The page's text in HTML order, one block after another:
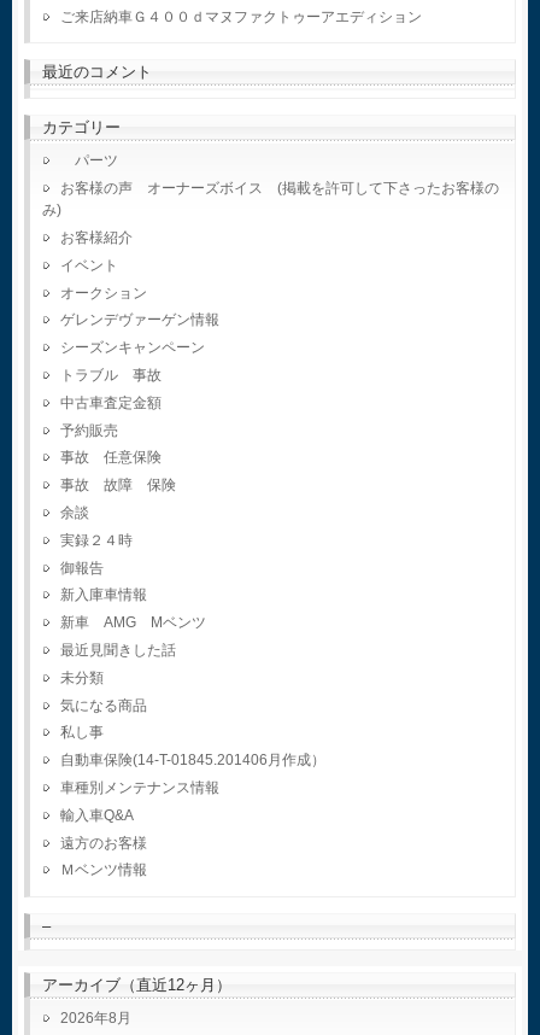
ご来店納車Ｇ４００ｄマヌファクトゥーアエディション
最近のコメント
カテゴリー
パーツ
お客様の声 オーナーズボイス (掲載を許可して下さったお客様の
み)
お客様紹介
イベント
オークション
ゲレンデヴァーゲン情報
シーズンキャンペーン
トラブル 事故
中古車査定金額
予約販売
事故 任意保険
事故 故障 保険
余談
実録２４時
御報告
新入庫車情報
新車 AMG Mベンツ
最近見聞きした話
未分類
気になる商品
私し事
自動車保険(14-T-01845.201406月作成）
車種別メンテナンス情報
輸入車Q&A
遠方のお客様
Ｍベンツ情報
–
アーカイブ（直近12ヶ月）
2026年8月